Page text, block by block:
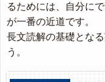
るためには、自分に
が一番の近道です。
長文読解の基礎とな
う。